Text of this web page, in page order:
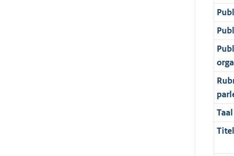
Taal
Titel